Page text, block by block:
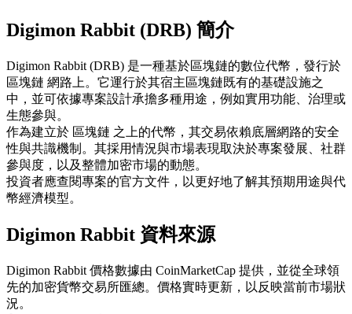
與頂尖交易專家同行
成為跟單交易員
坐享盈利分成和跟單分傭
Digimon Rabbit (DRB) 簡介
Digimon Rabbit (DRB) 是一種基於區塊鏈的數位代幣，發行於
區塊鏈 網路上。它運行於其宿主區塊鏈既有的基礎設施之
中，並可依據專案設計承擔多種用途，例如實用功能、治理或
生態參與。
作為建立於 區塊鏈 之上的代幣，其交易依賴底層網路的安全
性與共識機制。其採用情況與市場表現取決於專案發展、社群
參與度，以及整體加密市場的動態。
投資者應查閱專案的官方文件，以更好地了解其預期用途與代
幣經濟模型。
Digimon Rabbit 資料來源
Digimon Rabbit 價格數據由 CoinMarketCap 提供，並從全球領
先的加密貨幣交易所匯總。價格實時更新，以反映當前市場狀
況。